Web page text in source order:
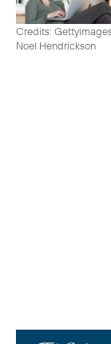
Credits:
Noel Hendrickson